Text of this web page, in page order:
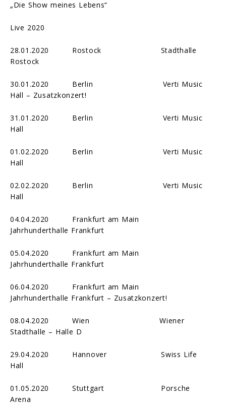
„Die Show meines Lebens“
Live 2020
28.01.2020 Rostock Stadthalle
Rostock
30.01.2020 Berlin Verti Music
Hall – Zusatzkonzert!
31.01.2020 Berlin Verti Music
Hall
01.02.2020 Berlin Verti Music
Hall
02.02.2020 Berlin Verti Music
Hall
04.04.2020 Frankfurt am Main
Jahrhunderthalle Frankfurt
05.04.2020 Frankfurt am Main
Jahrhunderthalle Frankfurt
06.04.2020 Frankfurt am Main
Jahrhunderthalle Frankfurt – Zusatzkonzert!
08.04.2020 Wien Wiener
Stadthalle – Halle D
29.04.2020 Hannover Swiss Life
Hall
01.05.2020 Stuttgart Porsche
Arena